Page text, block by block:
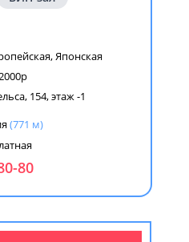
,Японская
154, этаж -1
(771 м)
80